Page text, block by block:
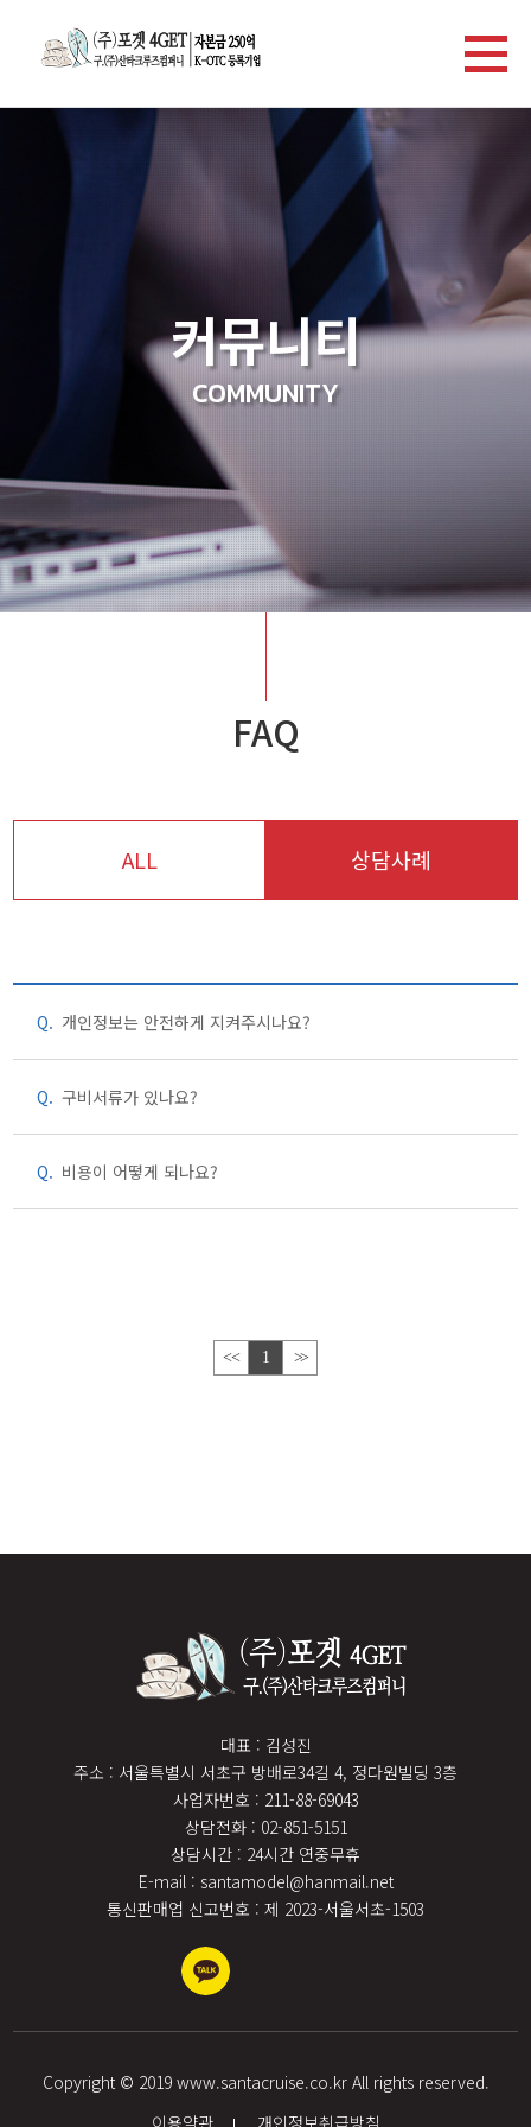
커뮤니티
COMMUNITY
FAQ
ALL 상담사례
Q. 개인정보는 안전하게 지켜주시나요?
Q. 구비서류가 있나요?
Q. 비용이 어떻게 되나요?
<< 1 >>
대표 : 김성진
주소 : 서울특별시 서초구 방배로34길 4, 정다원빌딩 3층
사업자번호 : 211-88-69043
상담전화 : 02-851-5151
상담시간 : 24시간 연중무휴
E-mail : santamodel@hanmail.net
통신판매업 신고번호 : 제 2023-서울서초-1503
Copyright © 2019 www.santacruise.co.kr All rights reserved.
이용약관
개인정보취급방침